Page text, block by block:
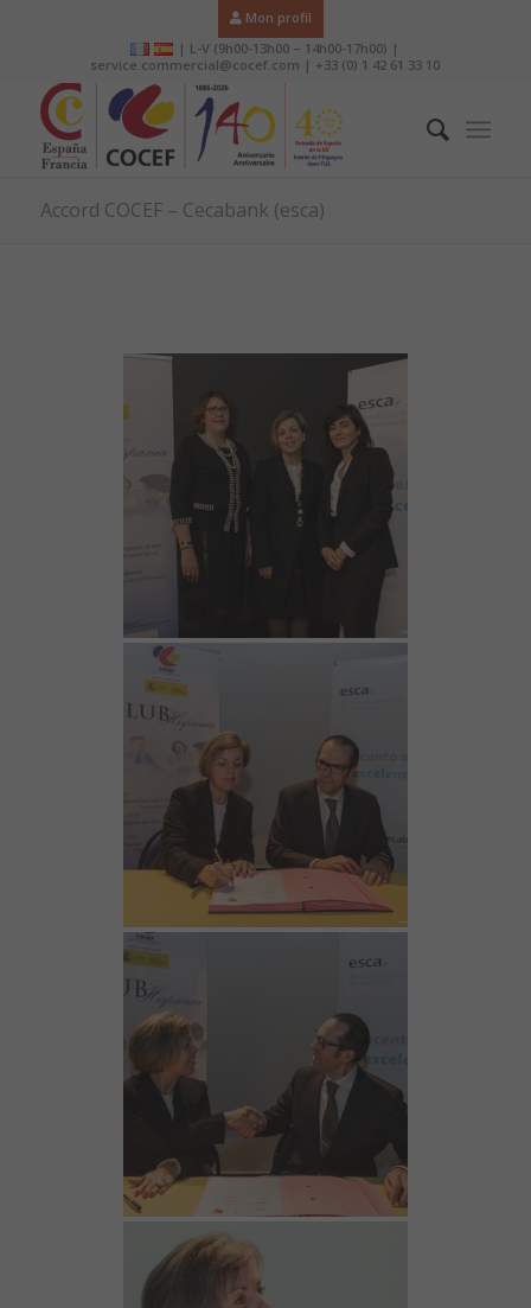
Mon profil
| L-V (9h00-13h00 – 14h00-17h00) |
service.commercial@cocef.com | +33 (0) 1 42 61 33 10
Accord COCEF – Cecabank (esca)